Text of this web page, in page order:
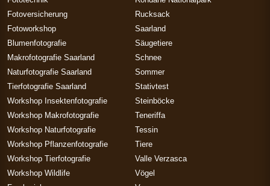
Fotoversicherung
Fotoworkshop
Blumenfotografie
Makrofotografie Saarland
Naturfotografie Saarland
Tierfotografie Saarland
Workshop Insektenfotografie
Workshop Makrofotografie
Workshop Naturfotografie
Workshop Pflanzenfotografie
Workshop Tierfotografie
Workshop Wildlife
Rucksack
Saarland
Säugetiere
Schnee
Sommer
Stativtest
Steinböcke
Teneriffa
Tessin
Tiere
Valle Verzasca
Vögel